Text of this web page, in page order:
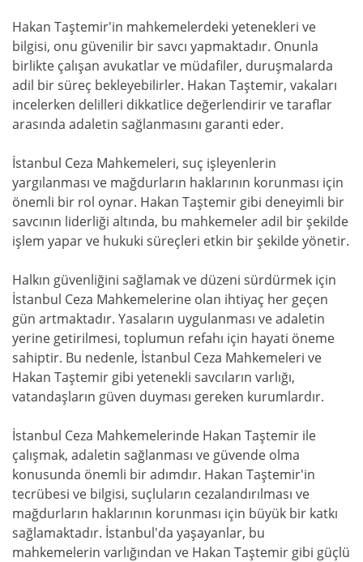
Hakan Taştemir'in mahkemelerdeki yetenekleri ve
bilgisi, onu güvenilir bir savcı yapmaktadır. Onunla
birlikte çalışan avukatlar ve müdafiler, duruşmalarda
adil bir süreç bekleyebilirler. Hakan Taştemir, vakaları
incelerken delilleri dikkatlice değerlendirir ve taraflar
arasında adaletin sağlanmasını garanti eder.
İstanbul Ceza Mahkemeleri, suç işleyenlerin
yargılanması ve mağdurların haklarının korunması için
önemli bir rol oynar. Hakan Taştemir gibi deneyimli bir
savcının liderliği altında, bu mahkemeler adil bir şekilde
işlem yapar ve hukuki süreçleri etkin bir şekilde yönetir.
Halkın güvenliğini sağlamak ve düzeni sürdürmek için
İstanbul Ceza Mahkemelerine olan ihtiyaç her geçen
gün artmaktadır. Yasaların uygulanması ve adaletin
yerine getirilmesi, toplumun refahı için hayati öneme
sahiptir. Bu nedenle, İstanbul Ceza Mahkemeleri ve
Hakan Taştemir gibi yetenekli savcıların varlığı,
vatandaşların güven duyması gereken kurumlardır.
İstanbul Ceza Mahkemelerinde Hakan Taştemir ile
çalışmak, adaletin sağlanması ve güvende olma
konusunda önemli bir adımdır. Hakan Taştemir'in
tecrübesi ve bilgisi, suçluların cezalandırılması ve
mağdurların haklarının korunması için büyük bir katkı
sağlamaktadır. İstanbul'da yaşayanlar, bu
mahkemelerin varlığından ve Hakan Taştemir gibi güçlü